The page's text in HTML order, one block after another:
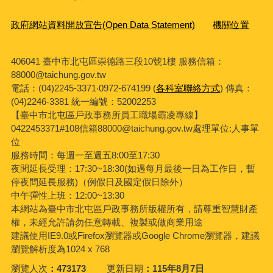
政府網站資料開放宣告(Open Data Statement) 機關位置
406041 臺中市北屯區崇德路三段10號1樓 服務信箱：
88000@taichung.gov.tw
電話：(04)2245-3371‧0972-674199 (各科室聯絡方式) 傳真：
(04)2246-3381 統一編號：52002253
【臺中市北屯區戶政事務所員工職場霸凌專線】
0422453371#108信箱88000@taichung.gov.tw處理單位:人事單
位
服務時間：每週一至週五8:00至17:30
夜間延長受理： 17:30~18:30(如遇每月最後一日為工作日，暫
停夜間延長服務) （例假日及國定假日除外）
中午彈性上班：12:00~13:30
本網站為臺中市北屯區戶政事務所版權所有，請尊重智慧財產
權，未經允許請勿任意轉載、複製或做商業用途
建議使用IE9.0或Firefox瀏覽器或Google Chrome瀏覽器，建議
瀏覽解析度為1024 x 768
瀏覽人次
473173 更新日期 115年8月7日